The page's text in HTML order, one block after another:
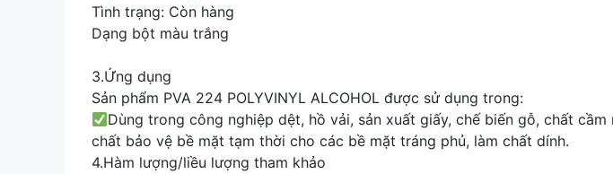
Tình trạng: Còn hàng
Dạng bột màu trắng
3.Ứng dụng
Sản phẩm PVA 224 POLYVINYL ALCOHOL được sử dụng trong:
Dùng trong công nghiệp dệt, hồ vải, sản xuất giấy, chế biến gỗ, chất
chất bảo vệ bề mặt tạm thời cho các bề mặt tráng phủ, làm chất dính.
4.Hàm lượng/liều lượng tham khảo